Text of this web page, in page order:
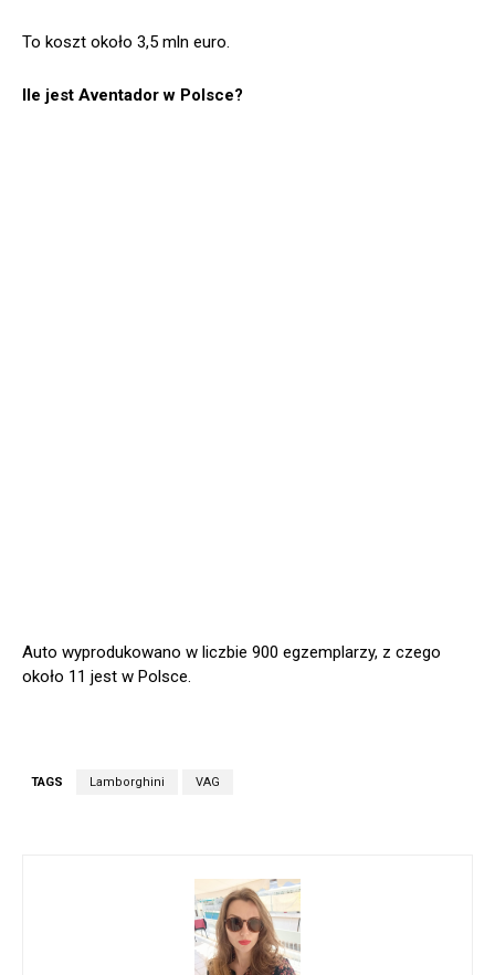
To koszt około 3,5 mln euro.
Ile jest Aventador w Polsce?
Auto wyprodukowano w liczbie 900 egzemplarzy, z czego
około 11 jest w Polsce.
TAGS Lamborghini VAG